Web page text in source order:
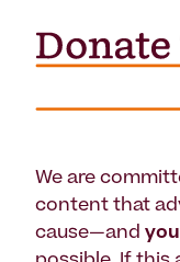
We are
content that
cause—and